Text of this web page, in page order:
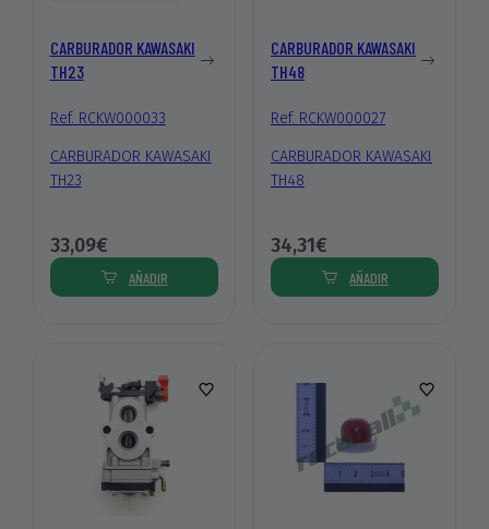
CARBURADOR KAWASAKI
TH23
Ref. RCKW000033
CARBURADOR KAWASAKI
TH23
33,09€
AÑADIR
CARBURADOR KAWASAKI
TH48
Ref. RCKW000027
CARBURADOR KAWASAKI
TH48
34,31€
AÑADIR